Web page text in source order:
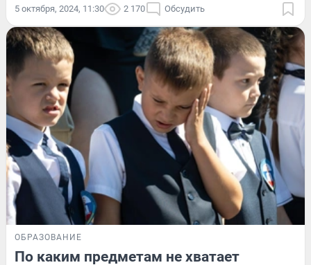
5 октября, 2024, 11:30 2 170 Обсудить
ОБРАЗОВАНИЕ
По каким предметам не хватает